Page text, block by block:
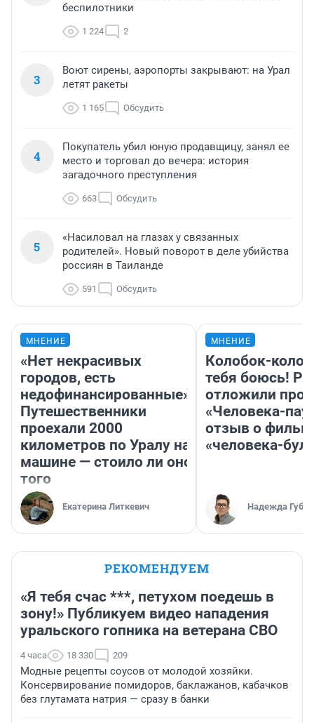
беспилотники
1 224 2
3
Воют сирены, аэропорты закрывают: на Урал
летят ракеты
1 165 Обсудить
4
Покупатель убил юную продавщицу, занял ее
место и торговал до вечера: история
загадочного преступления
663 Обсудить
5
«Насиловал на глазах у связанных
родителей». Новый поворот в деле убийства
россиян в Таиланде
591 Обсудить
МНЕНИЕ
«Нет некрасивых
городов, есть
недофинансированные».
Путешественники
проехали 2000
километров по Уралу на
машине — стоило ли оно
того
Екатерина Литкевич
МНЕНИЕ
Колобок-
тебя боюсь!
отложили
«Человека-
отзыв о
«человека-
Надежда
РЕКОМЕНДУЕМ
«Я тебя счас ***, петухом поедешь в
зону!» Публикуем видео нападения
уральского гопника на ветерана СВО
4 часа 18 330 209
Модные рецепты соусов от молодой хозяйки.
Консервирование помидоров, баклажанов, кабачков
без глутамата натрия — сразу в банки